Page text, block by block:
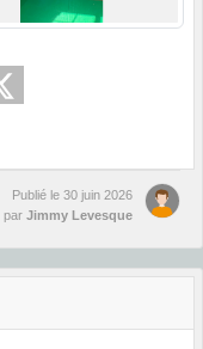
Publié le 30 juin 2026
par Jimmy Levesque